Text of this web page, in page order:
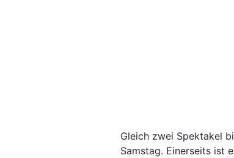
Gleich zwei Spektakel
Samstag. Einerseits ist